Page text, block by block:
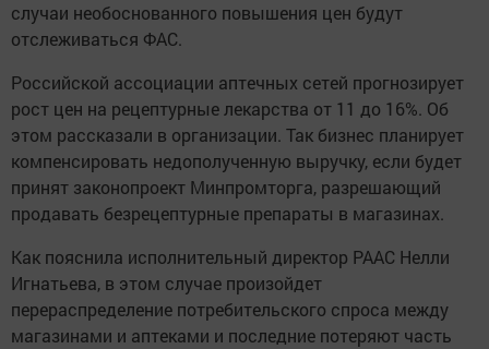
случаи необоснованного повышения цен будут
отслеживаться ФАС.
Российской ассоциации аптечных сетей прогнозирует
рост цен на рецептурные лекарства от 11 до 16%. Об
этом рассказали в организации. Так бизнес планирует
компенсировать недополученную выручку, если будет
принят законопроект Минпромторга, разрешающий
продавать безрецептурные препараты в магазинах.
Как пояснила исполнительный директор РААС Нелли
Игнатьева, в этом случае произойдет
перераспределение потребительского спроса между
магазинами и аптеками и последние потеряют часть